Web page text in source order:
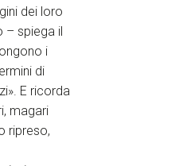
dei loro
– spiega il
i
di
E ricorda
magari
ripreso,